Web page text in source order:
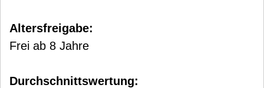
Altersfreigabe:
Frei ab 8 Jahre
Durchschnittswertung: